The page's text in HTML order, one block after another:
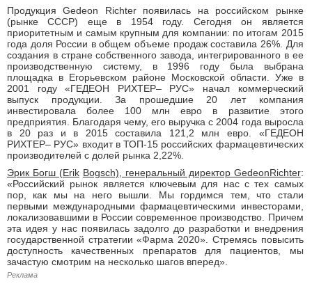
Продукция Gedeon Richter появилась на российском рынке
(рынке СССР) еще в 1954 году. Сегодня он является
приоритетным и самым крупным для компании: по итогам 2015
года доля России в общем объеме продаж составила 26%. Для
создания в стране собственного завода, интегрированного в ее
производственную систему, в 1996 году была выбрана
площадка в Егорьевском районе Московской области. Уже в
2001 году «ГЕДЕОН РИХТЕР– РУС» начал коммерческий
выпуск продукции. За прошедшие 20 лет компания
инвестировала более 100 млн евро в развитие этого
предприятия. Благодаря чему, его выручка с 2004 года выросла
в 20 раз и в 2015 составила 121,2 млн евро. «ГЕДЕОН
РИХТЕР– РУС» входит в ТОП-15 российских фармацевтических
производителей с долей рынка 2,22%.
Эрик Богш (Erik Bogsch), генеральный директор GedeonRichter:
«Российский рынок является ключевым для нас с тех самых
пор, как мы на него вышли. Мы гордимся тем, что стали
первыми международными фармацевтическими инвесторами,
локализовавшими в России современное производство. Причем
эта идея у нас появилась задолго до разработки и внедрения
государственной стратегии «Фарма 2020». Стремясь повысить
доступность качественных препаратов для пациентов, мы
зачастую смотрим на несколько шагов вперед».
Реклама